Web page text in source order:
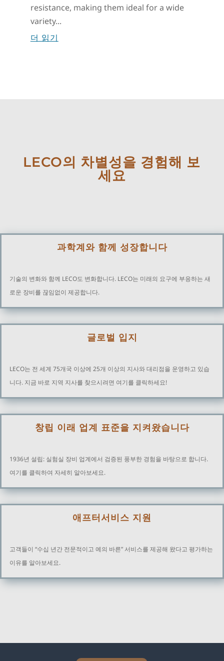
resistance, making them ideal for a wide
variety...
더 읽기
LECO의 차별성을 경험해 보
세요
과학계와 함께 성장합니다
기술의 변화와 함께 LECO도 변화합니다. LECO는 미래의 요구에 부응하는 새
로운 장비를 끊임없이 제공합니다.
글로벌 입지
LECO는 전 세계 75개국 이상에 25개 이상의 지사와 대리점을 운영하고 있습
니다. 지금 바로 지역 지사를 찾으시려면 여기를 클릭하세요!
창립 이래 업계 표준을 지켜왔습니다
1936년 설립: 실험실 장비 업계에서 검증된 풍부한 경험을 바탕으로 합니다.
여기를 클릭하여 자세히 알아보세요.
애프터서비스 지원
고객들이 “수십 년간 전문적이고 예의 바른” 서비스를 제공해 왔다고 평가하는
이유를 알아보세요.